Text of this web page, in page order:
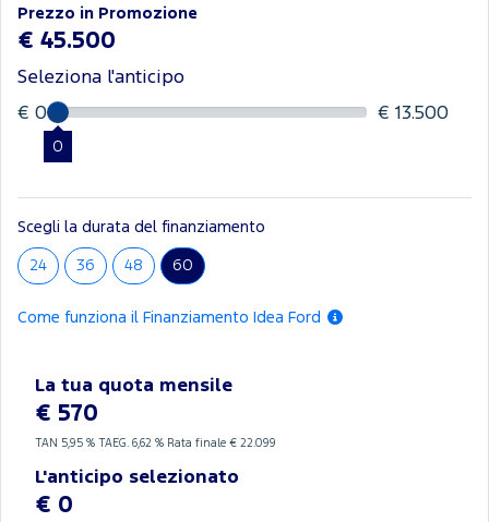
Prezzo in Promozione
€ 45.500
Seleziona l'anticipo
€ 0
0
€ 13.500
Scegli la durata del finanziamento
24 36 48 60
Come funziona il Finanziamento Idea Ford
La tua quota mensile
€ 570
TAN 5,95 % TAEG. 6,62 % Rata finale € 22.099
L'anticipo selezionato
€ 0